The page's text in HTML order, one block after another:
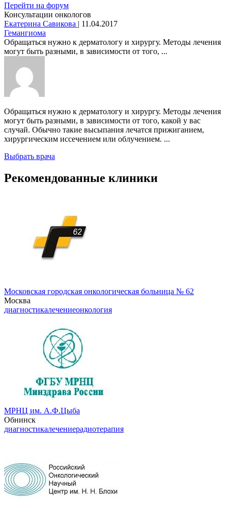
Перейти на форум
Консультации онкологов
Екатерина Савикова | 11.04.2017
Гемангиома
Обращаться нужно к дерматологу и хирургу. Методы лечения
могут быть разными, в зависимости от того, ...
Обращаться нужно к дерматологу и хирургу. Методы лечения
могут быть разными, в зависимости от того, какой у вас
случай. Обычно такие высыпания лечатся прижиганием,
хирургическим иссечением или облучением. ...
Выбрать врача
Рекомендованные клиники
Московская городская онкологическая больница № 62
Москва
диагностикалечениеонкология
МРНЦ им. А.Ф.Цыба
Обнинск
диагностикалечениерадиотерапия